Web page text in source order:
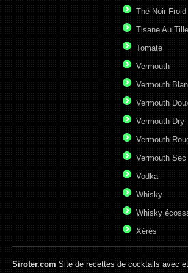
Thé Noir Froid
Tisane Au
Tomate
Vermouth
Vermouth
Vermouth
Vermouth Dry
Vermouth
Vermouth Sec
Vodka
Whisky
Whisky
Xérès
Siroter.comSite de recettes de cocktails avec